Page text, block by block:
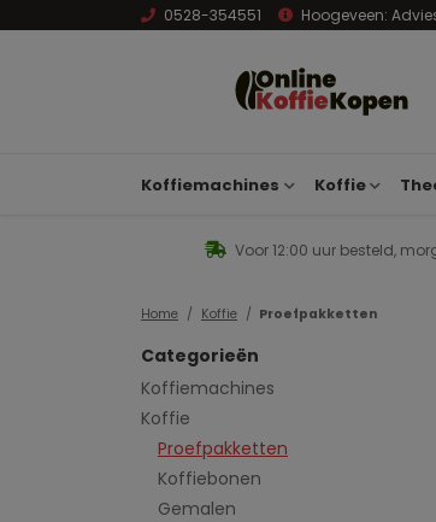
0528-354551 Hoogeveen:
Koffiemachines Koffie
Voor 12:00 uur besteld,
Home Koffie Proefpakketten
Categorieën
Koffiemachines
Koffie
Proefpakketten
Koffiebonen
Gemalen